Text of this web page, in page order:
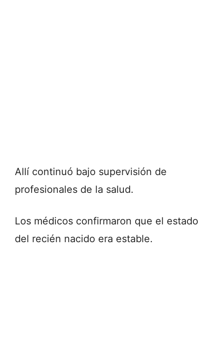
Allí continuó bajo supervisión de
profesionales de la salud.
Los médicos confirmaron que el estado
del recién nacido era estable.